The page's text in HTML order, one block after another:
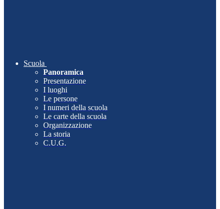
Scuola
Panoramica
Presentazione
I luoghi
Le persone
I numeri della scuola
Le carte della scuola
Organizzazione
La storia
C.U.G.